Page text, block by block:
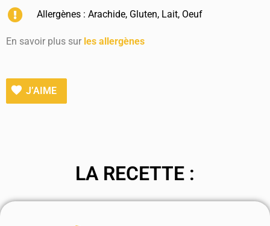
Allergènes :Arachide, Gluten, Lait, Oeuf
En savoir plus sur les allergènes
J’AIME
LA RECETTE :